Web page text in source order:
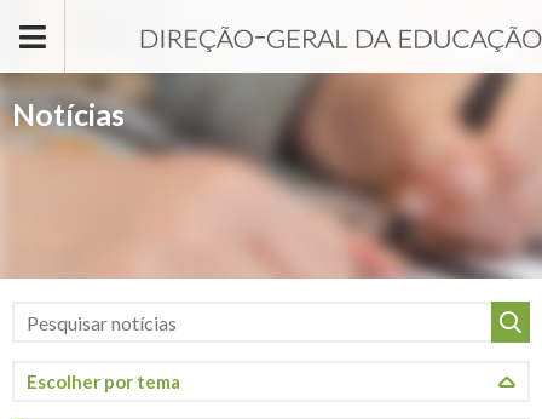
Notícias